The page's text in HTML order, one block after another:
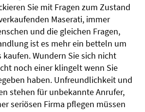
Sie mit Fragen zum Zustand
Maserati, immer
und die gleichen Fragen,
ist es mehr ein betteln um
kaufen. Wundern Sie sich nicht
noch einer klingelt wenn Sie
haben. Unfreundlichkeit und
stehen für unbekannte Anrufer,
seriösen Firma pflegen müssen